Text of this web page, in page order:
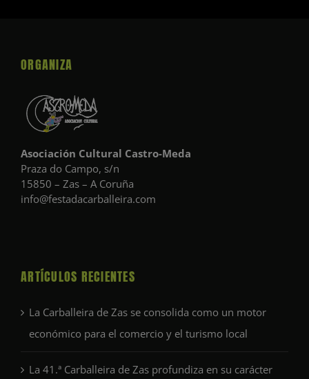
ORGANIZA
Asociación Cultural Castro-Meda
Praza do Campo, s/n
15850 – Zas – A Coruña
info@festadacarballeira.com
ARTÍCULOS RECIENTES
La Carballeira de Zas se consolida como un motor
económico para el comercio y el turismo local
La 41.ª Carballeira de Zas profundiza en su carácter